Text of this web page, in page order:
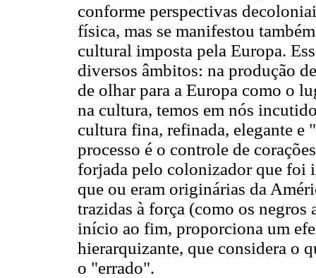
conforme perspectivas
física, mas se manifestou
cultural imposta pela Europa.
diversos âmbitos: na produção
de olhar para a Europa como o
na cultura, temos em nós
cultura fina, refinada, elegante e
processo é o controle de
forjada pelo colonizador que foi
que ou eram originárias da
trazidas à força (como os
início ao fim, proporciona um
hierarquizante, que considera o
o "errado".